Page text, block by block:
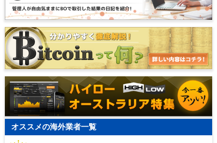
オススメの海外業者一覧